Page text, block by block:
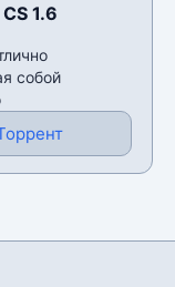
1.6
собой